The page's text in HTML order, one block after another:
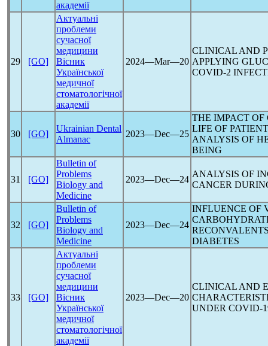
академії
29 [GO]
Актуальні
проблеми
сучасної
медицини
Вісник
Української
медичної
стоматологічної
академії
2024―Mar―20
CLINICAL AND
APPLYING
COVID-2
30 [GO]
Ukrainian Dental
Almanac
2023―Dec―25
THE IMPACT OF
LIFE OF
ANALYSIS OF
BEING
31 [GO]
Bulletin of
Problems
Biology and
Medicine
2023―Dec―24
ANALYSIS OF
CANCER
32 [GO]
Bulletin of
Problems
Biology and
Medicine
2023―Dec―24
INFLUENCE OF
DIABETES
33 [GO]
Актуальні
проблеми
сучасної
медицини
Вісник
Української
медичної
стоматологічної
академії
2023―Dec―20
CLINICAL AND
UNDER COVID-